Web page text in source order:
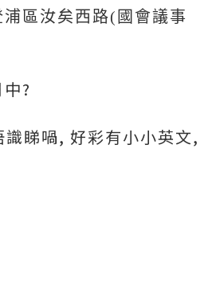
浦區汝矣西路(國會議事
?
睇喎, 好彩有小小英文,